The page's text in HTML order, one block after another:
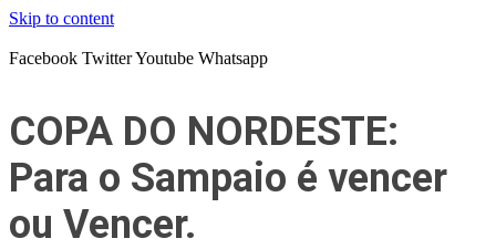
Skip to content
Facebook TwitterYoutube Whatsapp
COPA DO NORDESTE:
Para o Sampaio é vencer
ou Vencer.